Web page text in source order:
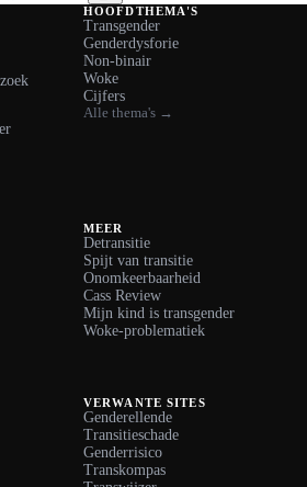
X LinkedIn
WhatsApp
HOOFDTHEMA'S
Transgender
Genderdysforie
Non-binair
Woke
Cijfers
Alle thema's →
MEER
Detransitie
Spijt van transitie
Onomkeerbaarheid
Cass Review
Mijn kind is transgender
Woke-problematiek
VERWANTE SITES
Genderellende
Transitieschade
Genderrisico
Transkompas